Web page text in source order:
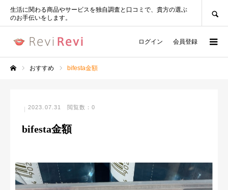
生活に関わる商品やサービスを独自調査と口コミで、貴方の選ぶ
のお手伝いをします。
ログイン 会員登録
おすすめ bifesta金額
2023.07.31 閲覧数：0
bifesta金額